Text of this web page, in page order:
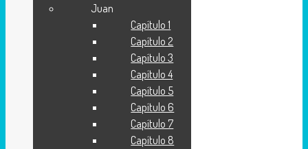
Juan
Capítulo 1
Capítulo 2
Capítulo 3
Capítulo 4
Capítulo 5
Capítulo 6
Capítulo 7
Capítulo 8